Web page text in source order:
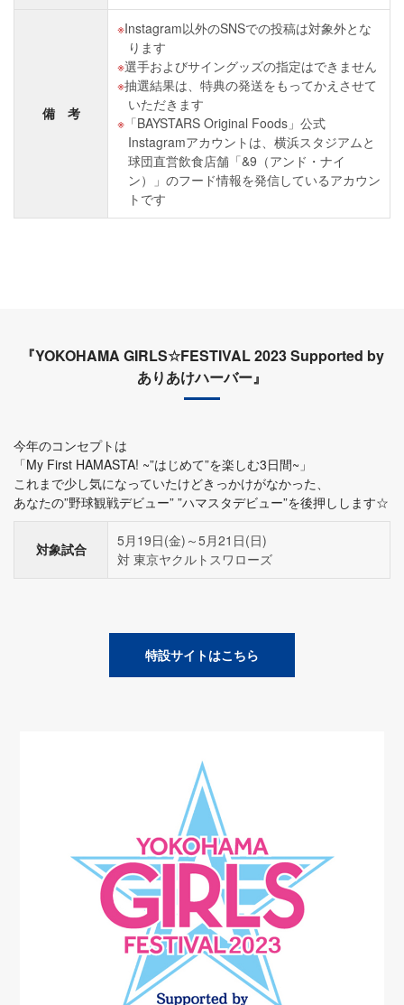
備 考
Instagram以外のSNSでの投稿は対象外とな
ります
選手およびサイングッズの指定はできません
抽選結果は、特典の発送をもってかえさせて
いただきます
「BAYSTARS Original Foods」公式
Instagramアカウントは、横浜スタジアムと
球団直営飲食店舗「&9（アンド・ナイ
ン）」のフード情報を発信しているアカウン
トです
『YOKOHAMA GIRLS☆FESTIVAL 2023 Supported by
ありあけハーバー』
今年のコンセプトは
「My First HAMASTA! ~”はじめて”を楽しむ3日間~」
これまで少し気になっていたけどきっかけがなかった、
あなたの”野球観戦デビュー” ”ハマスタデビュー”を後押しします☆
対象試合
5月19日(金)～5月21日(日)
対 東京ヤクルトスワローズ
特設サイトはこちら